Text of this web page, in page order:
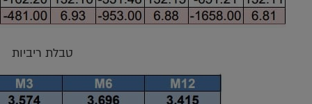
טבלת ריביות